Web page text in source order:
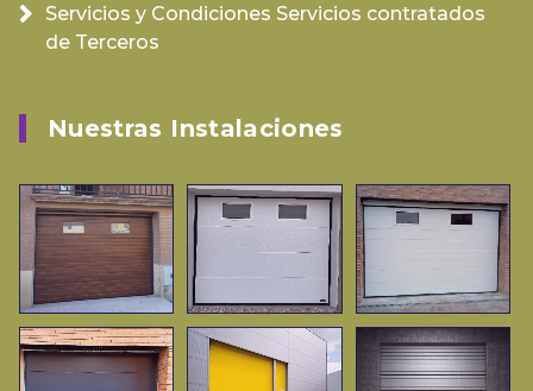
Servicios y Condiciones Servicios contratados
de Terceros
Nuestras Instalaciones